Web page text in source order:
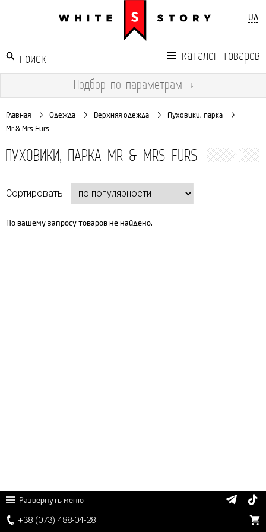
+38 (073) 488-04-28
UA
каталог товаров
Подбор по параметрам ↓
Главная Одежда Верхняя одежда
Пуховики, парка
Mr & Mrs Furs
ПУХОВИКИ, ПАРКА MR & MRS FURS
Сортировать
По вашему запросу товаров не найдено.
Развернуть меню